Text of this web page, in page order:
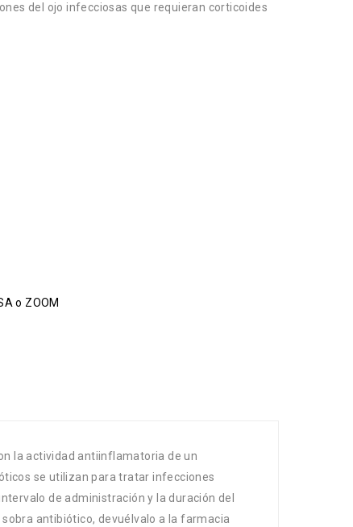
del ojo infecciosas que requieran corticoides
o ZOOM
la actividad antiinflamatoria de un
se utilizan para tratar infecciones
de administración y la duración del
antibiótico, devuélvalo a la farmacia